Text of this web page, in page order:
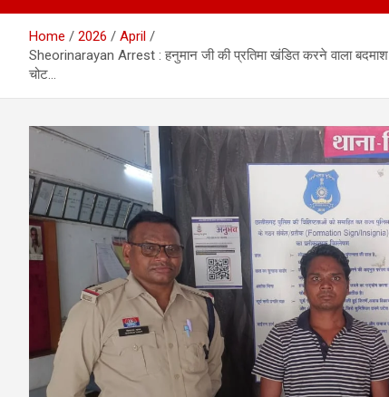
Home 2026
April
Sheorinarayan Arrest : हनुमान जी की प्रतिमा खंडित करने वाला बदमाश
चोट…